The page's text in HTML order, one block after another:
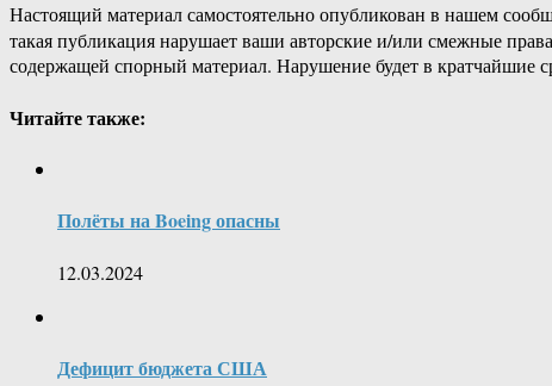
Настоящий материал самостоятельно опубликован в нашем
такая публикация нарушает ваши авторские и/или смежные
содержащей спорный материал. Нарушение будет в кратчайшие
Читайте также:
Полёты на Boeing опасны
12.03.2024
Дефицит бюджета США